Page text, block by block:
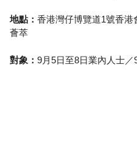
地點： 香港灣仔博覽道1號香
薈萃
對象： 9月5日至8日業內人士